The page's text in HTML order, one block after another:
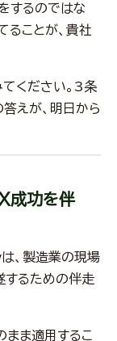
するのではな
ることが、貴社
ください。3条
えが、明日から
成功を伴
製造業の現場
するための伴走
ま適用するこ